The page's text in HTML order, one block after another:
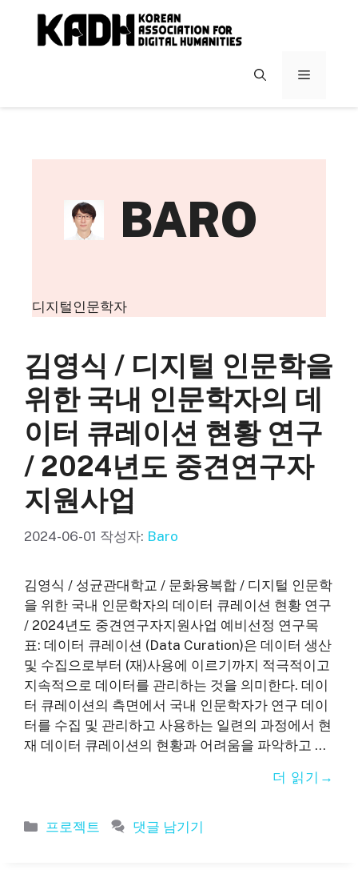
메
BARO
디지털인문학자
김영식 / 디지털 인문학을
위한 국내 인문학자의 데
이터 큐레이션 현황 연구
/ 2024년도 중견연구자
지원사업
2024-06-01 작성자: Baro
김영식 / 성균관대학교 / 문화융복합 / 디지털 인문학
을 위한 국내 인문학자의 데이터 큐레이션 현황 연구
/ 2024년도 중견연구자지원사업 예비선정 연구목
표: 데이터 큐레이션 (Data Curation)은 데이터 생산
및 수집으로부터 (재)사용에 이르기까지 적극적이고
지속적으로 데이터를 관리하는 것을 의미한다. 데이
터 큐레이션의 측면에서 국내 인문학자가 연구 데이
터를 수집 및 관리하고 사용하는 일련의 과정에서 현
재 데이터 큐레이션의 현황과 어려움을 파악하고 …
더 읽기
카
프로젝트 댓글 남기기